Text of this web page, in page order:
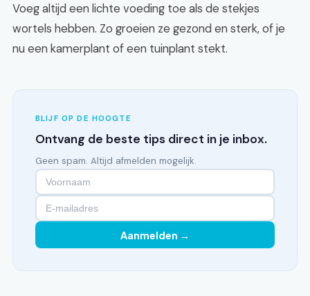
Voeg altijd een lichte voeding toe als de stekjes
wortels hebben. Zo groeien ze gezond en sterk, of je
nu een kamerplant of een tuinplant stekt.
BLIJF OP DE HOOGTE
Ontvang de beste tips direct in je inbox.
Geen spam. Altijd afmelden mogelijk.
Aanmelden →